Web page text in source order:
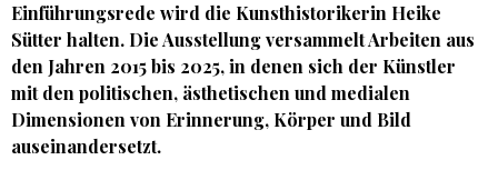
Einführungsrede wird die Kunsthistorikerin Heike
Sütter halten. Die Ausstellung versammelt Arbeiten aus
den Jahren 2015 bis 2025, in denen sich der Künstler
mit den politischen, ästhetischen und medialen
Dimensionen von Erinnerung, Körper und Bild
auseinandersetzt.